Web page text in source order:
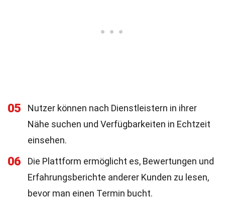
05
Nutzer können nach Dienstleistern in ihrer
Nähe suchen und Verfügbarkeiten in Echtzeit
einsehen.
06
Die Plattform ermöglicht es, Bewertungen und
Erfahrungsberichte anderer Kunden zu lesen,
bevor man einen Termin bucht.